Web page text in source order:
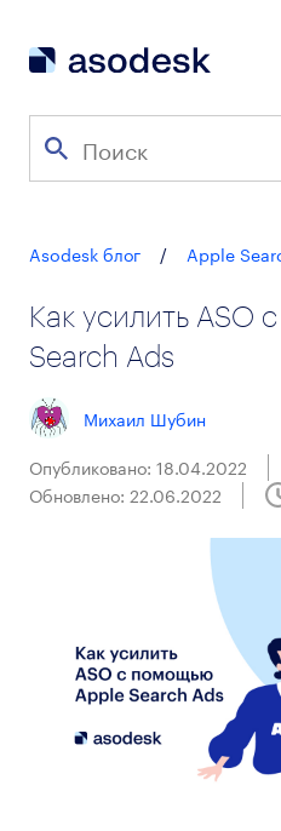
Asodesk блог / Apple
Как усилить ASO
Search Ads
Михаил Шубин
Опубликовано: 18.04.2022
Обновлено: 22.06.2022